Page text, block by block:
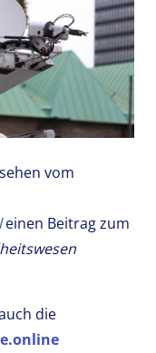
vom
einen Beitrag zum
die